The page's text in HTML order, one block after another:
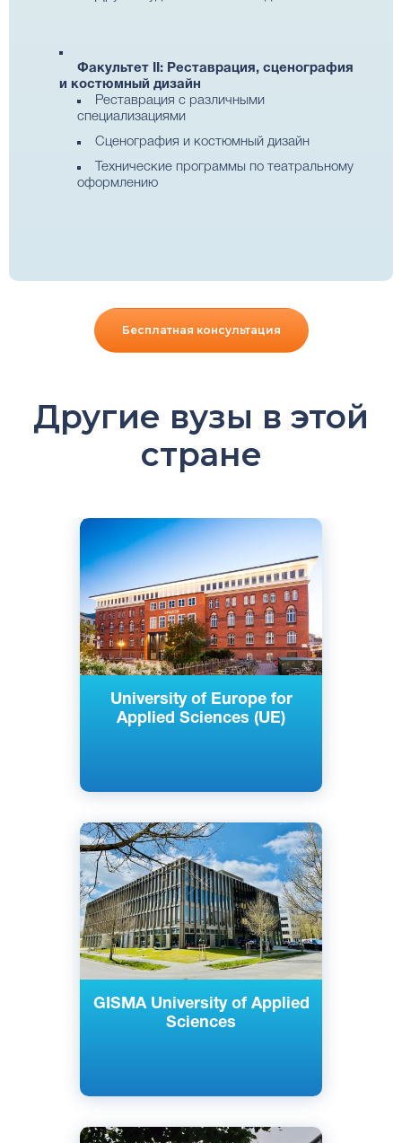
Факультет II: Реставрация, сценография
и костюмный дизайн
Реставрация с различными
специализациями
Сценография и костюмный дизайн
Технические программы по театральному
оформлению
Бесплатная консультация
Другие вузы в этой
стране
University of Europe for
Applied Sciences (UE)
Английский
Немецкий
Берлин, Гамбург, Изерлон, Потсдам,
Германия
Частный
GISMA University of Applied
Sciences
Английский
Немецкий
Берлин, Потсдам, Германия
Частный
Английский